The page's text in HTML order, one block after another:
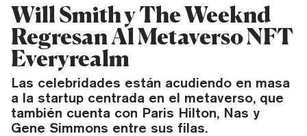
Will Smith y The Weeknd
Regresan Al Metaverso NFT
Everyrealm
Las celebridades están acudiendo en masa
a la startup centrada en el metaverso, que
también cuenta con Paris Hilton, Nas y
Gene Simmons entre sus filas.